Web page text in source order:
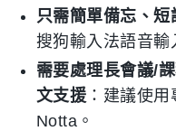
只需簡單備忘、短
搜狗輸入法語音輸
需要處理長會議/
文支援 ：建議使
Notta。